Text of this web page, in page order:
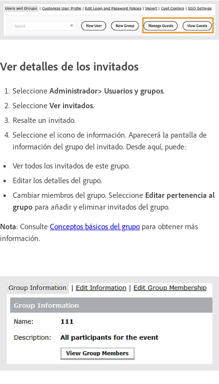
Ver detalles de los invitados
Seleccione Administrador> Usuarios y grupos.
Seleccione Ver invitados.
Resalte un invitado.
Seleccione el icono de información. Aparecerá la pantalla de
información del grupo del invitado. Desde aquí, puede:
Ver todos los invitados de este grupo.
Editar los detalles del grupo.
Cambiar miembros del grupo. Seleccione Editar pertenencia al
grupo para añadir y eliminar invitados del grupo.
Nota: Consulte Conceptos básicos del grupo para obtener más
información.